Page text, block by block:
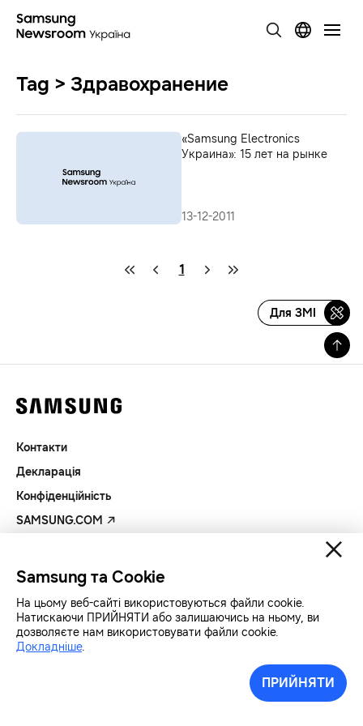
Tag > Здравохранение
«Samsung Electronics
Украина»: 15 лет на рынке
13-12-2011
1
Для ЗМІ
Контакти
Декларація
Конфіденційність
SAMSUNG.COM
Samsung та Cookie
На цьому веб-сайті використовуються файли cookie.
Натискаючи ПРИЙНЯТИ або залишаючись на ньому, ви
дозволяєте нам використовувати файли cookie.
Докладніше.
ПРИЙНЯТИ